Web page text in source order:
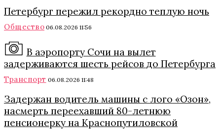
Петербург пережил рекордно теплую ночь
Общество 06.08.2026 11:56
В аэропорту Сочи на вылет
задерживаются шесть рейсов до Петербурга
Транспорт 06.08.2026 11:48
Задержан водитель машины с лого «Озон»,
насмерть переехавший 80-летнюю
пенсионерку на Краснопутиловской